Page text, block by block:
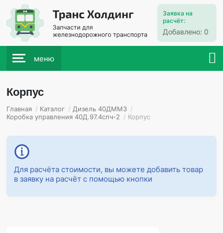
Заявка на
расчёт:
Добавлено: 0
меню
Корпус
Главная / Каталог / Дизель 40ДММЗ /
Коробка управления 40Д.97.4спч-2 / Корпус
Для расчёта стоимости, вы можете добавить товар
в заявку на расчёт с помощью кнопки